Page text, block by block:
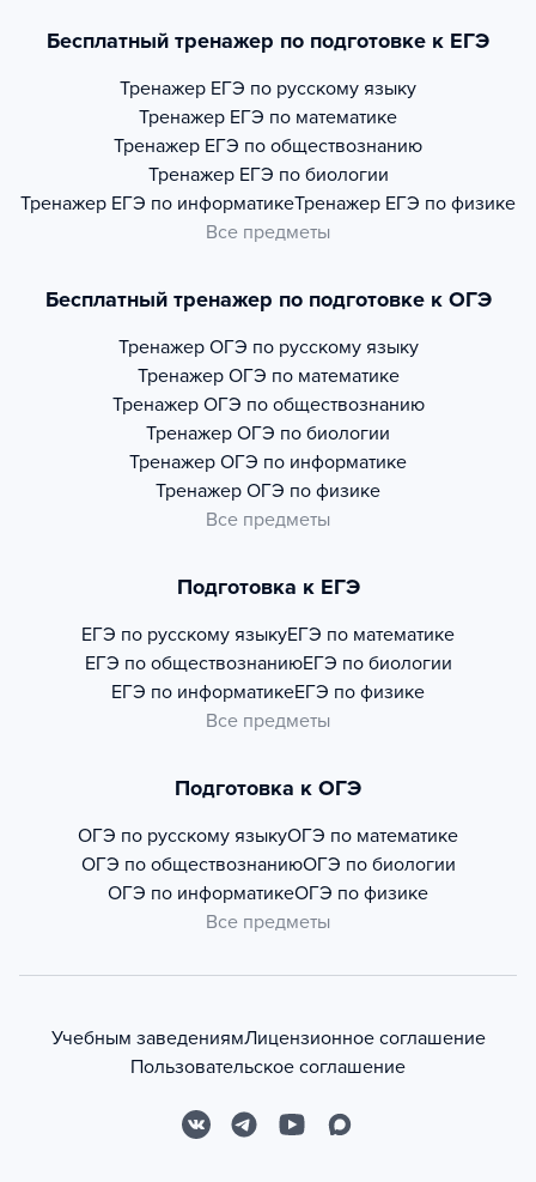
Бесплатный тренажер по подготовке к ЕГЭ
Тренажер ЕГЭ по русскому языку
Тренажер ЕГЭ по математике
Тренажер ЕГЭ по обществознанию
Тренажер ЕГЭ по биологии
Тренажер ЕГЭ по информатикеТренажер ЕГЭ по физике
Все предметы
Бесплатный тренажер по подготовке к ОГЭ
Тренажер ОГЭ по русскому языку
Тренажер ОГЭ по математике
Тренажер ОГЭ по обществознанию
Тренажер ОГЭ по биологии
Тренажер ОГЭ по информатике
Тренажер ОГЭ по физике
Все предметы
Подготовка к ЕГЭ
ЕГЭ по русскому языкуЕГЭ по математике
ЕГЭ по обществознаниюЕГЭ по биологии
ЕГЭ по информатикеЕГЭ по физике
Все предметы
Подготовка к ОГЭ
ОГЭ по русскому языкуОГЭ по математике
ОГЭ по обществознаниюОГЭ по биологии
ОГЭ по информатикеОГЭ по физике
Все предметы
Учебным заведениямЛицензионное соглашение
Пользовательское соглашение